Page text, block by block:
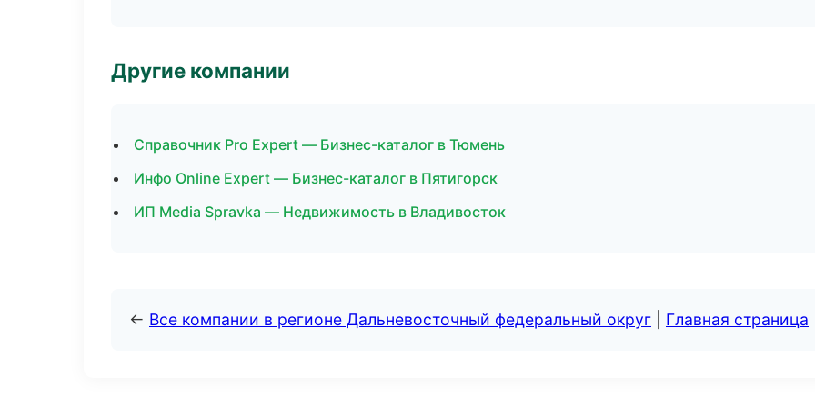
Другие компании
Справочник Pro Expert — Бизнес-каталог в Тюмень
Инфо Online Expert — Бизнес-каталог в Пятигорск
ИП Media Spravka — Недвижимость в Владивосток
← Все компании в регионе Дальневосточный федеральный округ Главная страница